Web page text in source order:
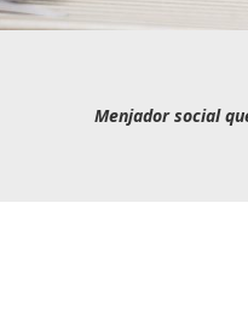
Menjador social